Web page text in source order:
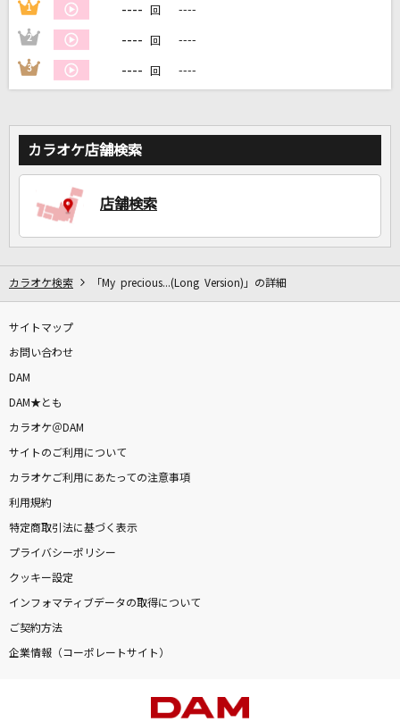
1 ---- 回 ----
2 ---- 回 ----
3 ---- 回 ----
カラオケ店舗検索
店舗検索
カラオケ検索 「My precious...(Long Version)」の詳細
サイトマップ
お問い合わせ
DAM
DAM★とも
カラオケ＠DAM
サイトのご利用について
カラオケご利用にあたっての注意事項
利用規約
特定商取引法に基づく表示
プライバシーポリシー
クッキー設定
インフォマティブデータの取得について
ご契約方法
企業情報（コーポレートサイト）